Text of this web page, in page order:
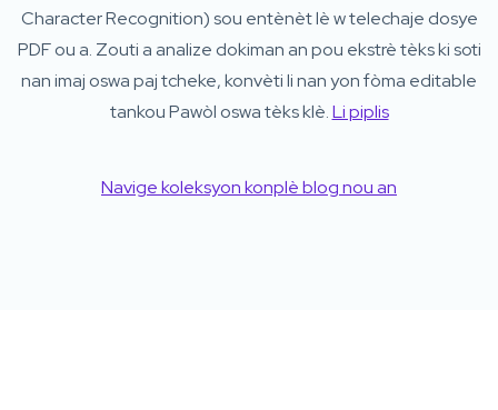
Character Recognition) sou entènèt lè w telechaje dosye
PDF ou a. Zouti a analize dokiman an pou ekstrè tèks ki soti
nan imaj oswa paj tcheke, konvèti li nan yon fòma editable
tankou Pawòl oswa tèks klè.Li piplis
Navige koleksyon konplè blog nou an